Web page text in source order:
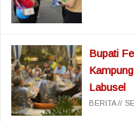
Bupati
Labusel
BERITA